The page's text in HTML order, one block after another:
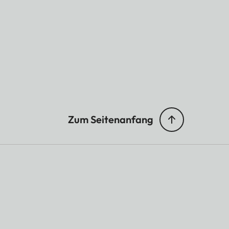
Zum Seitenanfang